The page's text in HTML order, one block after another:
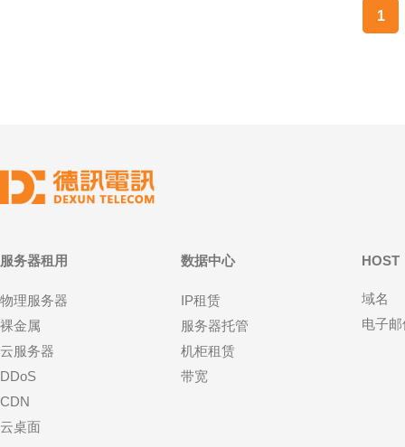
1
服务器租用
物理服务器
裸金属
云服务器
DDoS
CDN
云桌面
数据中心
IP租赁
服务器托管
机柜租赁
带宽
HOST
域名
电子